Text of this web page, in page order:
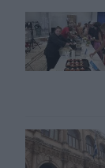
Ηράκλειο:
Ηράκλειο: